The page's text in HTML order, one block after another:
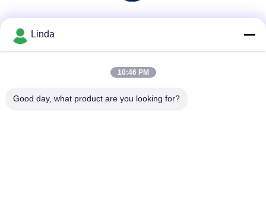
Linda
10:46 PM
Good day, what product are you looking for?